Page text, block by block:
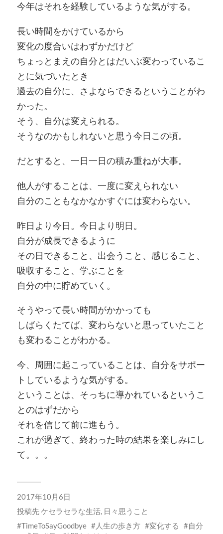
今年はそれを経験しているような気がする。
長い時間をかけているから
変化の度合いはわずかだけど
ちょっとまえの自分とはだいぶ変わっているこ
とに気づいたとき
過去の自分に、さよならできるということがわ
かった。
そう、自分は変えられる。
そうなのかもしれないと思う今日この頃。
だとすると、一日一日の積み重ねが大事。
他人がすることは、一度に変えられない
自分のこともなかなかすぐには変わらない。
昨日より今日。今日より明日。
自分が成長できるように
その日できること、出会うこと、感じること、
吸収すること、学ぶことを
自分の中に貯めていく。
そうやって長い時間がかかっても
しばらくたてば、変わらないと思っていたこと
も変わることがわかる。
今、周囲に起こっていることは、自分をサポー
トしているような気がする。
ということは、そっちに導かれているというこ
とのはずだから
それを信じて前に進もう。
これが過ぎて、終わった時の結果を楽しみにし
て。。。
2017年10月6日
投稿先ケセラセラな生活, 日々思うこと
TimeToSayGoodbye
人生の歩き方 変化する
自分